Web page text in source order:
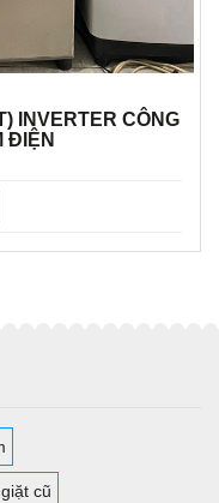
INVERTER CÔNG
ĐIỆN
cũ